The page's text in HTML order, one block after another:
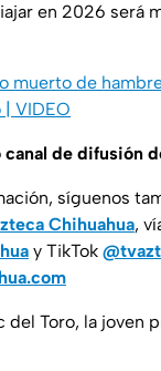
en 2026 será
muerto de
VIDEO
canal de difusión
síguenos
Chihuahua,
y TikTok
del Toro, la